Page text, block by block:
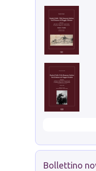
Bollettino